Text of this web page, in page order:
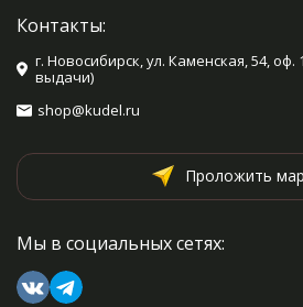
Контакты:
г. Новосибирск, ул. Каменская, 54, оф.
выдачи)
shop@kudel.ru
Проложить
Мы в социальных сетях: